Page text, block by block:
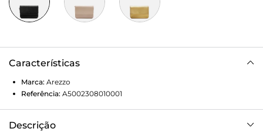
Características
Marca: Arezzo
Referência: A5002308010001
Descrição